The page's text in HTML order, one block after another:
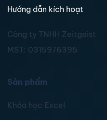
Hướng dẫn kích hoạt
Công ty TNHH Zeitgeist
MST: 0315976395
Sản phẩm
Khóa học Excel